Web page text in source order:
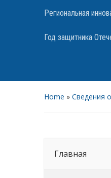
Региональная
Год защитника
Home » Сведения
Главная